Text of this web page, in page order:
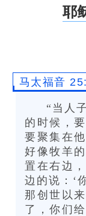
耶
马太福音
“当人
的时候，
要聚集在
好像牧羊
置在右边
边的说：‘
那创世以
了，你们